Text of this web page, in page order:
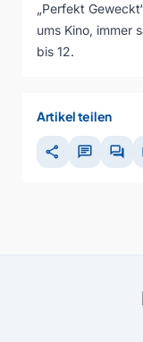
„Perfekt
ums Kino, immer
bis 12.
Artikel teilen
share chat forum